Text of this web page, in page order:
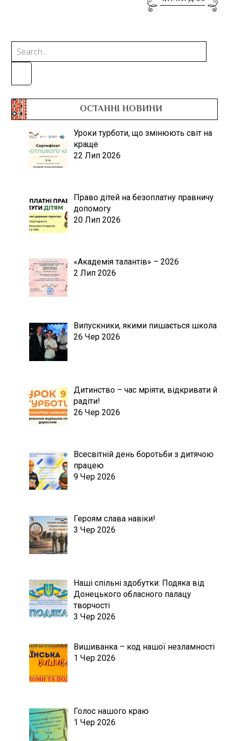
ОСТАННІ НОВИНИ
Уроки турботи, що змінюють світ на
краще
22 Лип 2026
Право дітей на безоплатну правничу
допомогу
20 Лип 2026
«Академія талантів» – 2026
2 Лип 2026
Випускники, якими пишається школа
26 Чер 2026
Дитинство – час мріяти, відкривати й
радіти!
26 Чер 2026
Всесвітній день боротьби з дитячою
працею
9 Чер 2026
Героям слава навіки!
3 Чер 2026
Наші спільні здобутки: Подяка від
Донецького обласного палацу
творчості
3 Чер 2026
Вишиванка – код нашої незламності
1 Чер 2026
Голос нашого краю
1 Чер 2026